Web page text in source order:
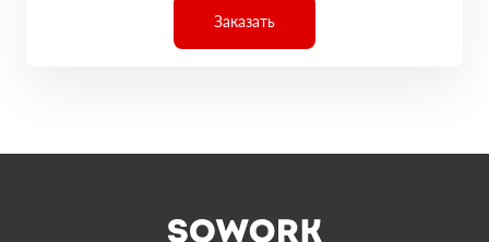
Заказать